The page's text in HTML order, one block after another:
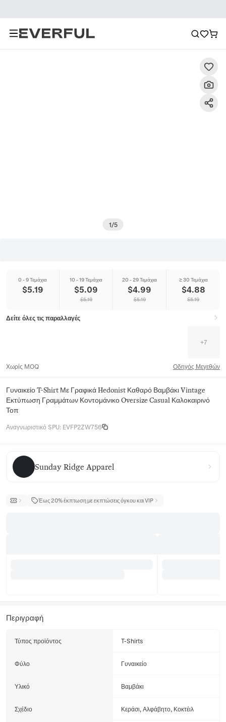
1/5
0 - 9 Τεμάχια
$5.19
10 - 19 Τεμάχια
$5.09
$5.19
20 - 29 Τεμάχια
$4.99
$5.19
≥ 30 Τεμάχια
$4.88
$5.19
Δείτε όλες τις παραλλαγές
+7
Χωρίς MOQ Οδηγός Μεγεθών
Γυναικείο T-Shirt Με Γραφικά Hedonist Καθαρό Βαμβάκι Vintage
Εκτύπωση Γραμμάτων Κοντομάνικο Oversize Casual Καλοκαιρινό
Τοπ
Αναγνωριστικό SPU: EVFP2ZW756
Sunday Ridge Apparel
Sunday Ridge Apparel
Έως 20% έκπτωση με εκπτώσεις όγκου και VIP
Περιγραφή
Τύπος προϊόντος T-Shirts
Φύλο Γυναικείο
Υλικό Βαμβάκι
Σχέδιο Κεράσι, Αλφάβητο, Κοκτέιλ